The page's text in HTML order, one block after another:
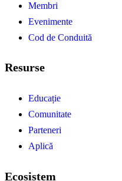
Membri
Evenimente
Cod de Conduită
Resurse
Educație
Comunitate
Parteneri
Aplică
Ecosistem